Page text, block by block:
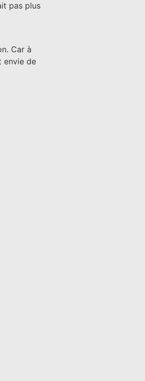
pas plus
Car à
envie de